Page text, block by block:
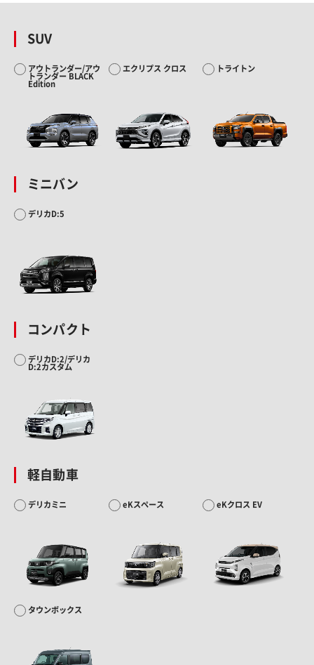
SUV
アウトランダー/アウ
トランダー BLACK
Edition
エクリプス クロス トライトン
ミニバン
デリカD:5
コンパクト
デリカD:2/デリカ
D:2カスタム
軽自動車
デリカミニ eKスペース eKクロス EV
タウンボックス